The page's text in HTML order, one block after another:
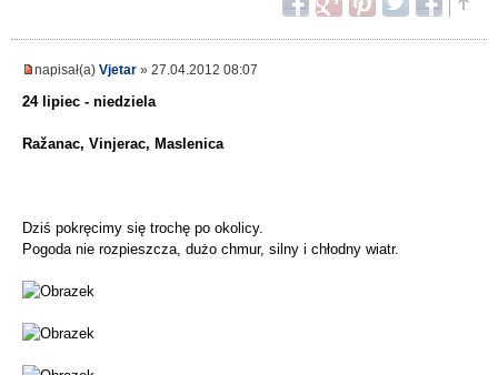
napisał(a) Vjetar » 27.04.2012 08:07
24 lipiec - niedziela
Ražanac, Vinjerac, Maslenica
Dziś pokręcimy się trochę po okolicy.
Pogoda nie rozpieszcza, dużo chmur, silny i chłodny wiatr.